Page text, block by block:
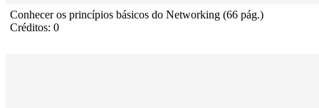
Conhecer os princípios básicos do Networking (66 pág.)
Créditos: 0